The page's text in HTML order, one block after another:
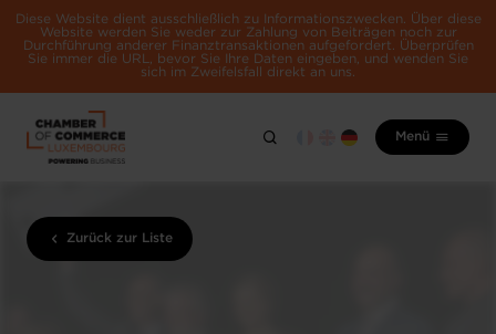
Diese Website dient ausschließlich zu Informationszwecken. Über diese
Website werden Sie weder zur Zahlung von Beiträgen noch zur
Durchführung anderer Finanztransaktionen aufgefordert. Überprüfen
Sie immer die URL, bevor Sie Ihre Daten eingeben, und wenden Sie
sich im Zweifelsfall direkt an uns.
Menü
Zurück zur Liste